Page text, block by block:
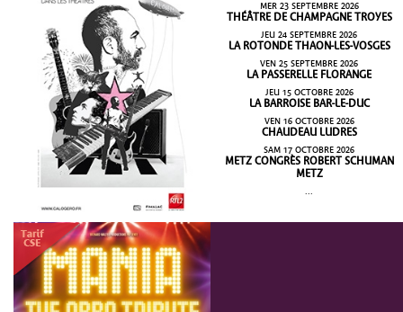
MER 23 SEPTEMBRE 2026
THÉÂTRE DE CHAMPAGNE TROYES
JEU 24 SEPTEMBRE 2026
LA ROTONDE THAON-LES-VOSGES
VEN 25 SEPTEMBRE 2026
LA PASSERELLE FLORANGE
JEU 15 OCTOBRE 2026
LA BARROISE BAR-LE-DUC
VEN 16 OCTOBRE 2026
CHAUDEAU LUDRES
SAM 17 OCTOBRE 2026
METZ CONGRÈS ROBERT SCHUMAN
METZ
...